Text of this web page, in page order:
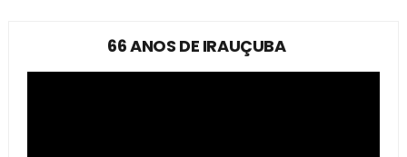
66 ANOS DE IRAUÇUBA